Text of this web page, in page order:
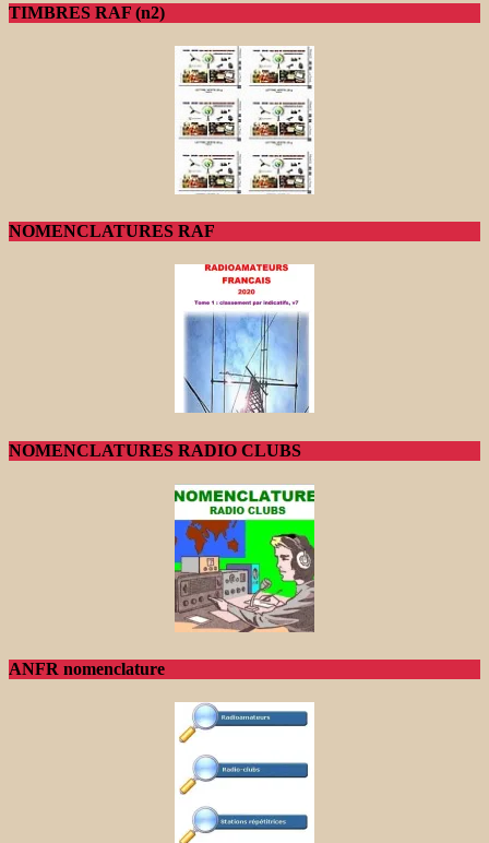
TIMBRES RAF (n2)
NOMENCLATURES RAF
NOMENCLATURES RADIO CLUBS
ANFR nomenclature